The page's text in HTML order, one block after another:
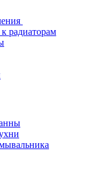
радиаторам